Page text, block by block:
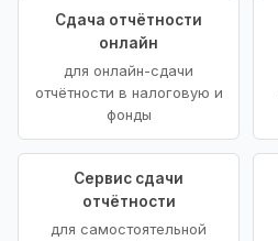
Сдача отчётности
онлайн
для онлайн-сдачи
отчётности в налоговую и
фонды
Сервис сдачи
отчётности
для самостоятельной